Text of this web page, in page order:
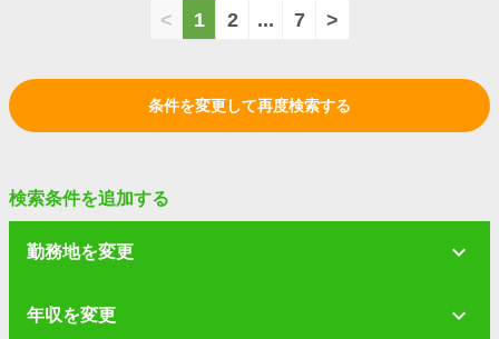
< 1 2 ... 7 >
条件を変更して再度検索する
検索条件を追加する
勤務地を変更
年収を変更